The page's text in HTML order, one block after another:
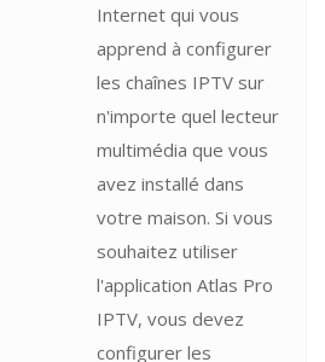
Internet qui vous
apprend à configurer
les chaînes IPTV sur
n'importe quel lecteur
multimédia que vous
avez installé dans
votre maison. Si vous
souhaitez utiliser
l'application Atlas Pro
IPTV, vous devez
configurer les